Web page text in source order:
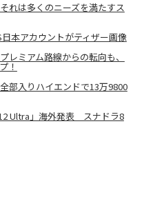
れは多くのニーズを満たすス
本アカウントがティザー画像
レミアム路線からの転向も、
！
部入りハイエンドで13万9800
Ultra」海外発表 スナドラ8